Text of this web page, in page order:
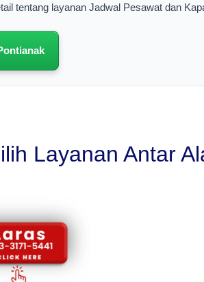
tentang layanan Jadwal Pesawat dan
Layanan Antar